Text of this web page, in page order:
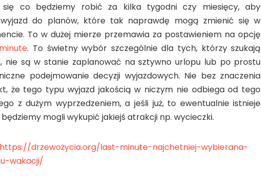
się co będziemy robić za kilka tygodni czy miesięcy, aby
do planów, które tak naprawdę mogą zmienić się w
To w dużej mierze przemawia za postawieniem na opcję
. To świetny wybór szczególnie dla tych, którzy szukają
nie są w stanie zaplanować na sztywno urlopu lub po prostu
podejmowanie decyzji wyjazdowych. Nie bez znaczenia
że tego typu wyjazd jakością w niczym nie odbiega od tego
z dużym wyprzedzeniem, a jeśli już, to ewentualnie istnieje
będziemy mogli wykupić jakiejś atrakcji np. wycieczki.
https://drzewożycia.org/last-minute-najchetniej-wybierana-
wakacji/